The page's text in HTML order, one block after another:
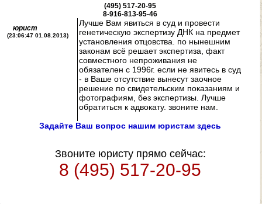
(495) 517-20-95
8-916-813-95-46
юрист
(23:06:47 01.08.2013)
Лучше Вам явиться в суд и провести
генетическую экспертизу ДНК на предмет
установления отцовства. по нынешним
законам всё решает экспертиза, факт
совместного непроживания не
обязателен с 1996г. если не явитесь в суд
- в Ваше отсутствие вынесут заочное
решение по свидетельским показаниям и
фотографиям, без экспертизы. Лучше
обратиться к адвокату. звоните нам.
Задайте Ваш вопрос нашим юристам здесь
Звоните юристу прямо сейчас:
8 (495) 517-20-95